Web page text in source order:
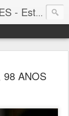
ARQUIVO MARCELO BONAVIDES - Estrelas que nunca se Apagam -
98 ANOS